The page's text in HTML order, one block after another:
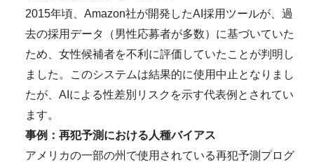
2015年頃、Amazon社が開発したAI採用ツールが、過
去の採用データ（男性応募者が多数）に基づいていた
ため、女性候補者を不利に評価していたことが判明し
ました。このシステムは結果的に使用中止となりまし
たが、AIによる性差別リスクを示す代表例とされてい
ます。
事例：再犯予測における人種バイアス
アメリカの一部の州で使用されている再犯予測プログ